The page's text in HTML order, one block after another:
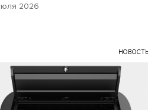
2026
НОВОСТЬ